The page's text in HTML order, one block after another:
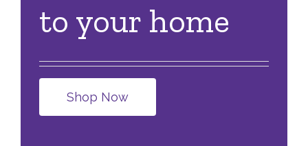
to your home
Shop Now